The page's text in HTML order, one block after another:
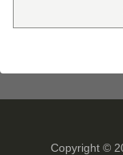
Copyright ©